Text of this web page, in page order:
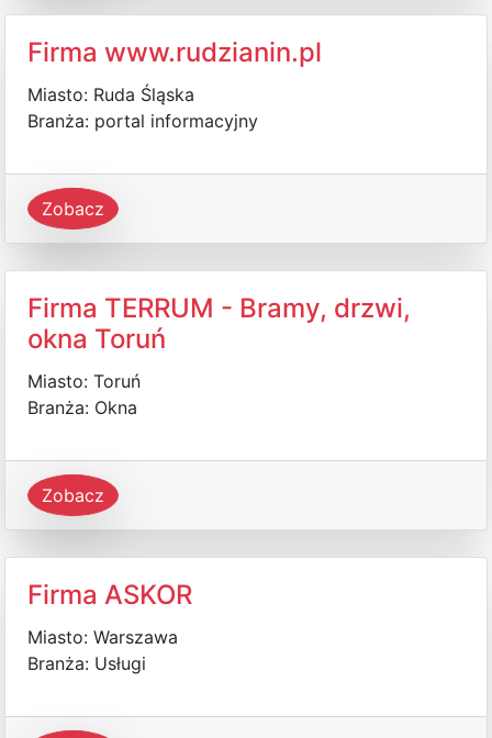
Firma www.rudzianin.pl
Miasto: Ruda Śląska
Branża: portal informacyjny
Zobacz
Firma TERRUM - Bramy, drzwi,
okna Toruń
Miasto: Toruń
Branża: Okna
Zobacz
Firma ASKOR
Miasto: Warszawa
Branża: Usługi